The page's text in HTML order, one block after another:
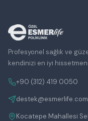
Profesyonel sağlık ve
kendinizi en iyi
+90 (312) 419 0050
Kocatepe Mahallesi